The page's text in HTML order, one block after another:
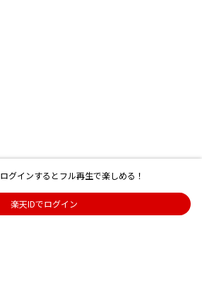
ログインするとフル再生で楽しめる！
楽天IDでログイン